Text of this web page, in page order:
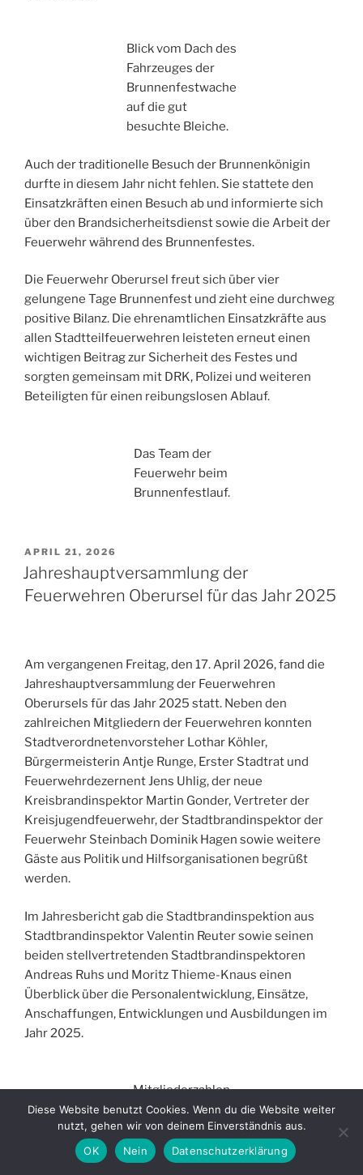
Blick vom Dach des
Fahrzeuges der
Brunnenfestwache
auf die gut
besuchte Bleiche.
Auch der traditionelle Besuch der Brunnenkönigin
durfte in diesem Jahr nicht fehlen. Sie stattete den
Einsatzkräften einen Besuch ab und informierte sich
über den Brandsicherheitsdienst sowie die Arbeit der
Feuerwehr während des Brunnenfestes.
Die Feuerwehr Oberursel freut sich über vier
gelungene Tage Brunnenfest und zieht eine durchweg
positive Bilanz. Die ehrenamtlichen Einsatzkräfte aus
allen Stadtteilfeuerwehren leisteten erneut einen
wichtigen Beitrag zur Sicherheit des Festes und
sorgten gemeinsam mit DRK, Polizei und weiteren
Beteiligten für einen reibungslosen Ablauf.
Das Team der
Feuerwehr beim
Brunnenfestlauf.
VERÖFFENTLICHT
AM
APRIL 21, 2026
Jahreshauptversammlung der
Feuerwehren Oberursel für das Jahr 2025
Am vergangenen Freitag, den 17. April 2026, fand die
Jahreshauptversammlung der Feuerwehren
Oberursels für das Jahr 2025 statt. Neben den
zahlreichen Mitgliedern der Feuerwehren konnten
Stadtverordnetenvorsteher Lothar Köhler,
Bürgermeisterin Antje Runge, Erster Stadtrat und
Feuerwehrdezernent Jens Uhlig, der neue
Kreisbrandinspektor Martin Gonder, Vertreter der
Kreisjugendfeuerwehr, der Stadtbrandinspektor der
Feuerwehr Steinbach Dominik Hagen sowie weitere
Gäste aus Politik und Hilfsorganisationen begrüßt
werden.
Im Jahresbericht gab die Stadtbrandinspektion aus
Stadtbrandinspektor Valentin Reuter sowie seinen
beiden stellvertretenden Stadtbrandinspektoren
Andreas Ruhs und Moritz Thieme-Knaus einen
Überblick über die Personalentwicklung, Einsätze,
Anschaffungen, Entwicklungen und Ausbildungen im
Jahr 2025.
Mitgliederzahlen
der Feuerwehr
Oberursel für
das Berichtsjahr
2025.
Diese Website benutzt Cookies. Wenn du die Website weiter
nutzt, gehen wir von deinem Einverständnis aus.
OK
Nein Datenschutzerklärung